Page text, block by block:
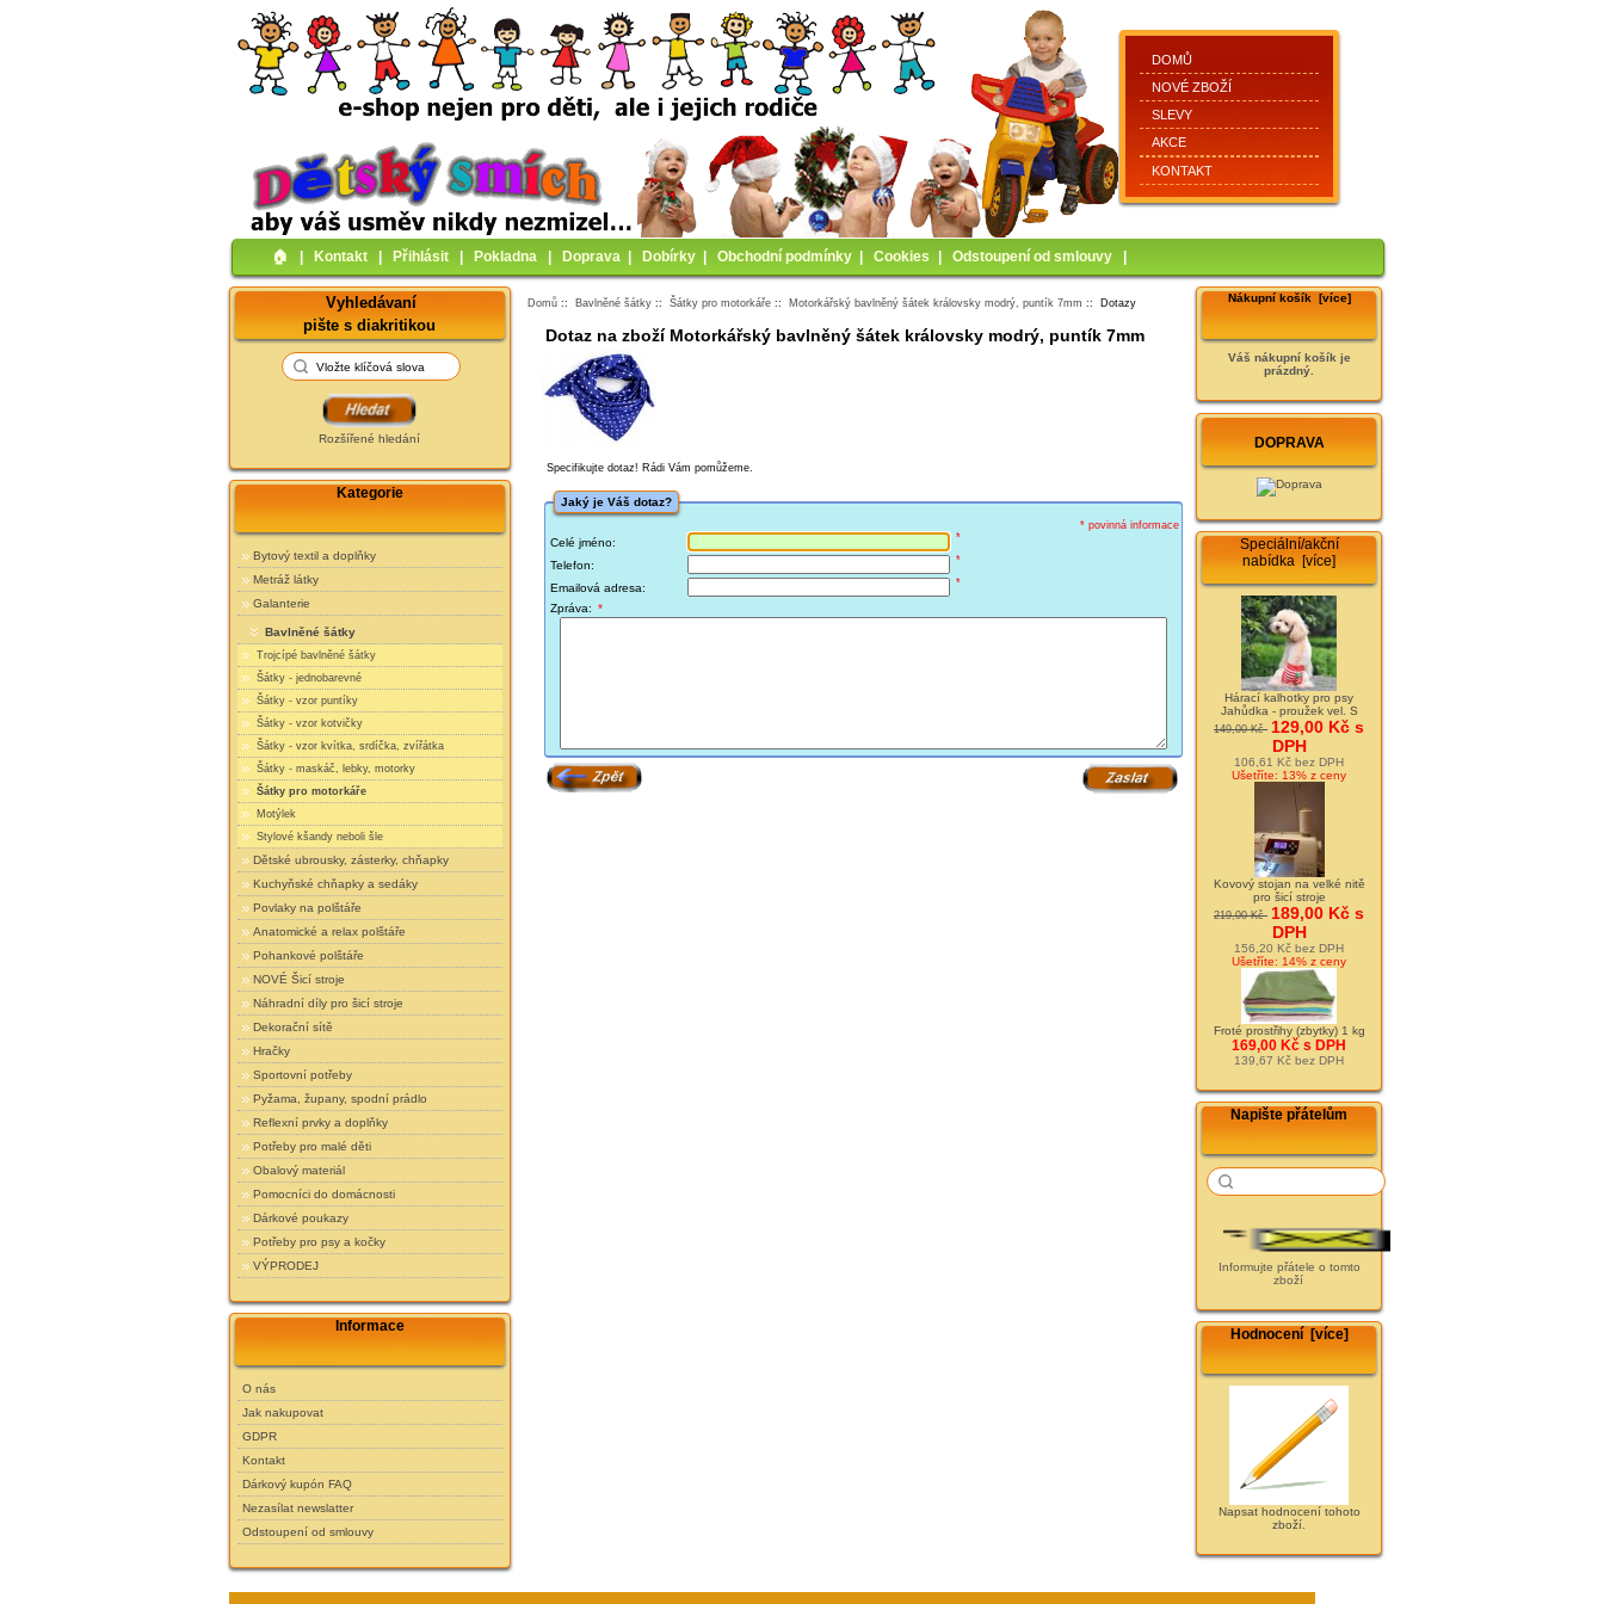
DOMŮ
NOVÉ ZBOŽÍ
SLEVY
AKCE
KONTAKT
🏠︎ Kontakt Přihlásit Pokladna Doprava Dobírky Obchodní podmínky Cookies Odstoupení od smlouvy
Vyhledávaní
pište s diakritikou
Rozšířené hledání
Kategorie
Bytový textil a doplňky
Metráž látky
Galanterie
Bavlněné šátky
Trojcípé bavlněné šátky
Šátky - jednobarevné
Šátky - vzor puntíky
Šátky - vzor kotvičky
Šátky - vzor kvítka, srdíčka, zvířátka
Šátky - maskáč, lebky, motorky
Šátky pro motorkáře
Motýlek
Stylové kšandy neboli šle
Dětské ubrousky, zásterky, chňapky
Kuchyňské chňapky a sedáky
Povlaky na polštáře
Anatomické a relax polštáře
Pohankové polštáře
NOVÉ Šicí stroje
Náhradní díly pro šicí stroje
Dekorační sítě
Hračky
Sportovní potřeby
Pyžama, župany, spodní prádlo
Reflexní prvky a doplňky
Potřeby pro malé děti
Obalový materiál
Pomocníci do domácnosti
Dárkové poukazy
Potřeby pro psy a kočky
VÝPRODEJ
Informace
O nás
Jak nakupovat
GDPR
Kontakt
Dárkový kupón FAQ
Nezasílat newslatter
Odstoupení od smlouvy
Domů :: Bavlněné šátky ::Šátky pro motorkáře :: Motorkářský bavlněný šátek královsky modrý, puntík 7mm :: Dotazy
Dotaz na zboží Motorkářský bavlněný šátek královsky modrý, puntík 7mm
Specifikujte dotaz! Rádi Vám pomůžeme.
Jaký je Váš dotaz?
* povinná informace
Celé jméno: *
Telefon: *
Emailová adresa: *
Zpráva: *
Nákupní košík [více]
Váš nákupní košík je
prázdný.
DOPRAVA
Speciální/akční
nabídka [více]
Hárací kalhotky pro psy
Jahůdka - proužek vel. S
149,00 Kč 129,00 Kč s
DPH
106,61 Kč bez DPH
Ušetříte: 13% z ceny
Kovový stojan na velké nitě
pro šicí stroje
219,00 Kč 189,00 Kč s
DPH
156,20 Kč bez DPH
Ušetříte: 14% z ceny
Froté prostřihy (zbytky) 1 kg
169,00 Kč s DPH
139,67 Kč bez DPH
Napište přátelům
Informujte přátele o tomto
zboží
Hodnocení [více]
Napsat hodnocení tohoto
zboží.